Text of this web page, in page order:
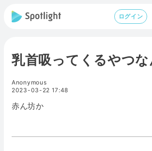
ログイン
乳首吸ってくるやつな
Anonymous
2023-03-22 17:48
赤ん坊か